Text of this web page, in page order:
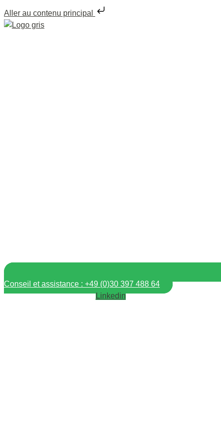
Aller au contenu principal
Conseil et assistance : +49 (0)30 397 488 64
Linkedin